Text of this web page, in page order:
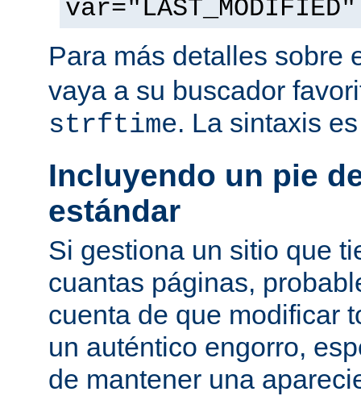
Para más detalles sobre
vaya a su buscador
strftime. La sintaxis
Incluyendo un pie
estándar
Si gestiona un sitio que
cuantas páginas,
cuenta de que modificar
un auténtico engorro,
de mantener una